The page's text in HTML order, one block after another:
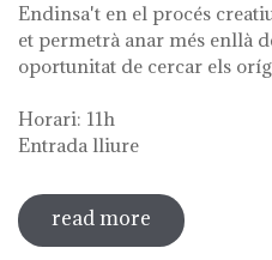
Endinsa't en el procés
et permetrà anar més enllà
oportunitat de cercar els
Horari: 11h
Entrada lliure
read more sobre visita
la font'